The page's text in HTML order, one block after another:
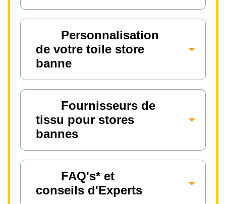
Personnalisation
de votre toile store
banne
Fournisseurs de
tissu pour stores
bannes
FAQ's* et
conseils d'Experts